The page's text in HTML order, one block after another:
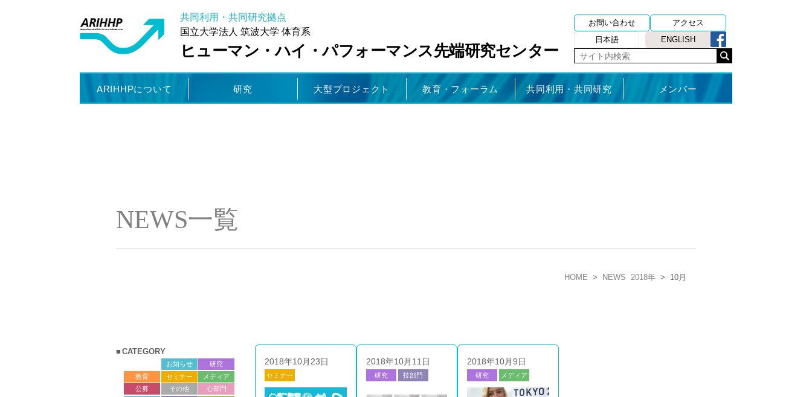
共同利用・共同研究拠点
国立大学法人 筑波大学 体育系
ヒューマン・ハイ・パフォーマンス先端研究センター
お問い合わせ
アクセス
日本語
ENGLISH
ARIHHPについて 研究 大型プロジェクト 教育・フォーラム 共同利用・共同研究 メンバー
NEWS一覧
HOME > NEWS 2018年 > 10月
2018年10月23日
セミナー
2018年10月11日
研究 技部門
2018年10月9日
研究
メディア
技部門
CATEGORY
お知らせ
研究
教育
セミナー
メディア
公募
その他
心部門